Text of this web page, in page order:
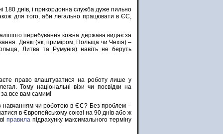
180 днів, і прикордонна служба дуже пильно
для того, аби легально працювати в ЄС,
перебування кожна держава видає за
Деякі (як, приміром, Польща чи Чехія) –
Литва та Румунія) навіть не беруть
право влаштуватися на роботу лише у
Тому національні візи чи посвідки на
все вам самим!
навчанням чи роботою в ЄС? Без проблем –
в Європейському союзі на 90 днів або ж
правилапідрахунку максимального терміну